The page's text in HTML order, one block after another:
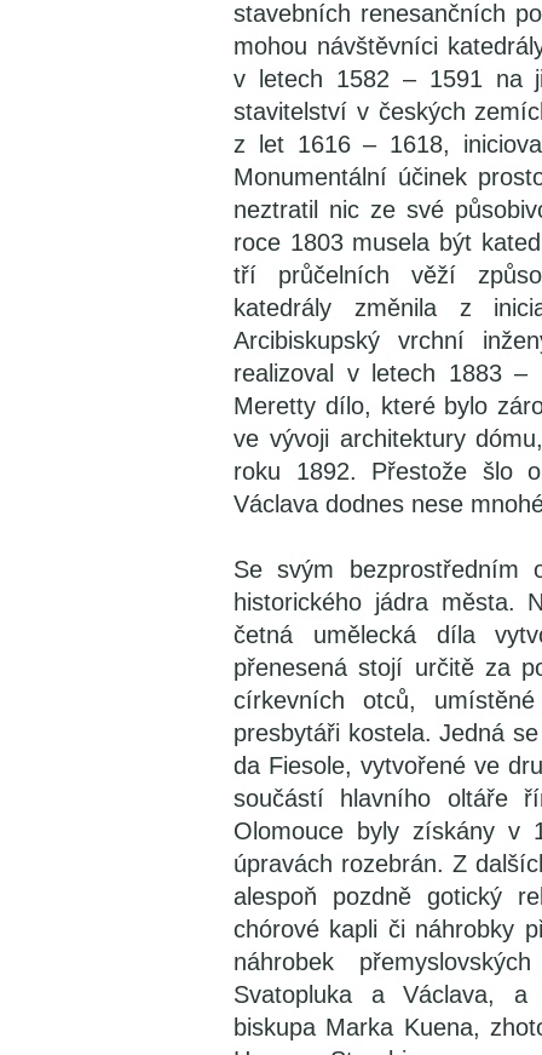
stavebních renesančních
mohou návštěvníci
v letech 1582 – 1591 na
stavitelství v českých
z let 1616 – 1618,
Monumentální účinek
neztratil nic ze své
roce 1803 musela být
tří průčelních věží
katedrály změnila z
Arcibiskupský vrchní
realizoval v letech 1883 –
Meretty dílo, které bylo
ve vývoji architektury
roku 1892. Přestože šlo
Václava dodnes nese
Se svým bezprostředním
historického jádra města.
četná umělecká díla
přenesená stojí určitě za
církevních otců,
presbytáři kostela. Jedná
da Fiesole, vytvořené ve
součástí hlavního oltáře
Olomouce byly získány v
úpravách rozebrán. Z
alespoň pozdně gotický
chórové kapli či náhrobky
náhrobek
Svatopluka a Václava, a
biskupa Marka Kuena,